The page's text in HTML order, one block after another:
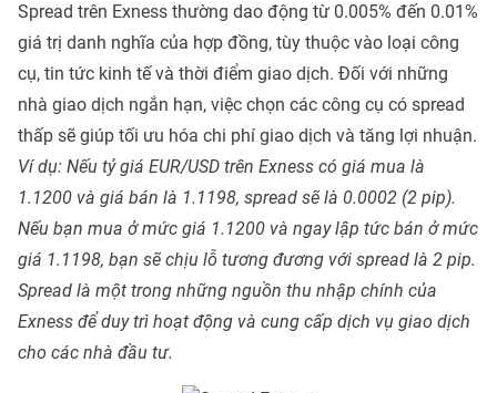
Spread trên Exness thường dao động từ 0.005% đến 0.01%
giá trị danh nghĩa của hợp đồng, tùy thuộc vào loại công
cụ, tin tức kinh tế và thời điểm giao dịch. Đối với những
nhà giao dịch ngắn hạn, việc chọn các công cụ có spread
thấp sẽ giúp tối ưu hóa chi phí giao dịch và tăng lợi nhuận.
Ví dụ: Nếu tỷ giá EUR/USD trên Exness có giá mua là
1.1200 và giá bán là 1.1198, spread sẽ là 0.0002 (2 pip).
Nếu bạn mua ở mức giá 1.1200 và ngay lập tức bán ở mức
giá 1.1198, bạn sẽ chịu lỗ tương đương với spread là 2 pip.
Spread là một trong những nguồn thu nhập chính của
Exness để duy trì hoạt động và cung cấp dịch vụ giao dịch
cho các nhà đầu tư.